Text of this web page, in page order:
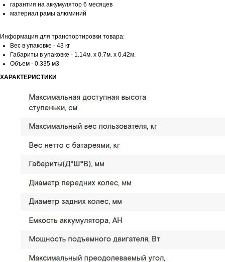
гарантия на аккумулятор 6 месяцев
материал рамы алюминий
Информация для транспортировки товара:
Вес в упаковке - 43 кг
Габариты в упаковке - 1.14м. x 0.7м. x 0.42м.
Объем - 0.335 м3
ХАРАКТЕРИСТИКИ